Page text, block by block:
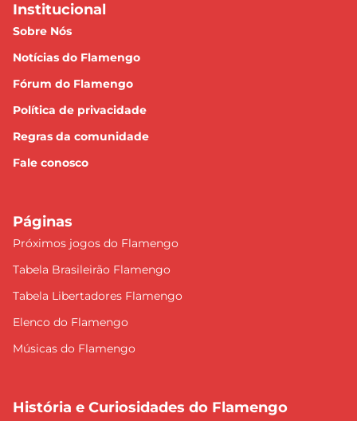
Institucional
Sobre Nós
Notícias do Flamengo
Fórum do Flamengo
Política de privacidade
Regras da comunidade
Fale conosco
Páginas
Próximos jogos do Flamengo
Tabela Brasileirão Flamengo
Tabela Libertadores Flamengo
Elenco do Flamengo
Músicas do Flamengo
História e Curiosidades do Flamengo